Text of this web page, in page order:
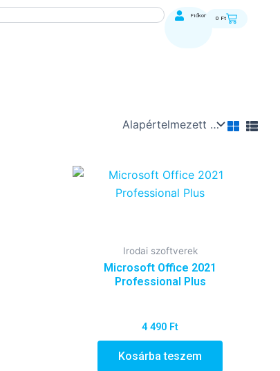
Fiókom 0 FtKosár
Irodai szoftverek
Microsoft Office 2021
Professional Plus
4 490 Ft
Kosárba teszem